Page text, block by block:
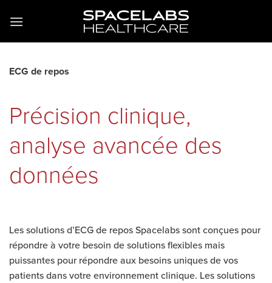
ECG de repos
Précision clinique,
analyse avancée des
données
Les solutions d’ECG de repos Spacelabs sont conçues pour
répondre à votre besoin de solutions flexibles mais
puissantes pour répondre aux besoins uniques de vos
patients dans votre environnement clinique. Les solutions